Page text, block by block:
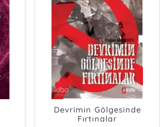
Devrimin Gölgesinde
Fırtınalar